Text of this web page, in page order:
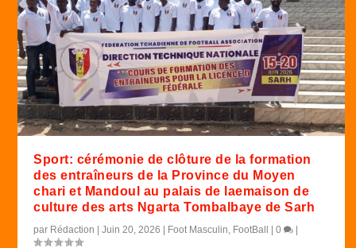
Sport: cérémonie de clôture de la formation
des entraîneurs de la Province du Moyen
chari et Mandoul au palais de laemaison de
culture des arts Ngarta Tombalbaye de Sarh
par Rédaction |Juin 20, 2026 | Foot Masculin, FootBall |0 |